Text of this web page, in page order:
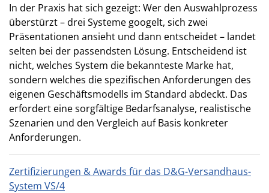
In der Praxis hat sich gezeigt: Wer den Auswahlprozess
überstürzt – drei Systeme googelt, sich zwei
Präsentationen ansieht und dann entscheidet – landet
selten bei der passendsten Lösung. Entscheidend ist
nicht, welches System die bekannteste Marke hat,
sondern welches die spezifischen Anforderungen des
eigenen Geschäftsmodells im Standard abdeckt. Das
erfordert eine sorgfältige Bedarfsanalyse, realistische
Szenarien und den Vergleich auf Basis konkreter
Anforderungen.
Zertifizierungen & Awards für das D&G-Versandhaus-
System VS/4